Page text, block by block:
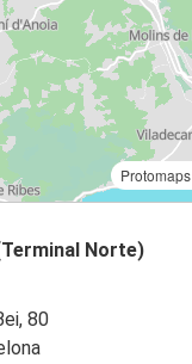
Protomaps
Norte)
80